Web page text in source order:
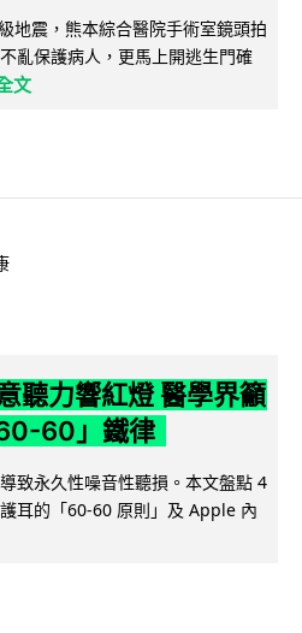
地震，熊本綜合醫院手術室鏡頭拍
亂保護病人，更馬上開逃生門確
文
聽力響紅燈 醫學界籲
60」鐵律
致永久性噪音性聽損。本文盤點 4
耳的「60-60 原則」及 Apple 內